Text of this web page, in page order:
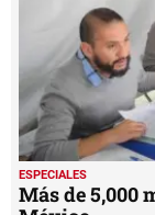
ESPECIALES
Más de 5,000